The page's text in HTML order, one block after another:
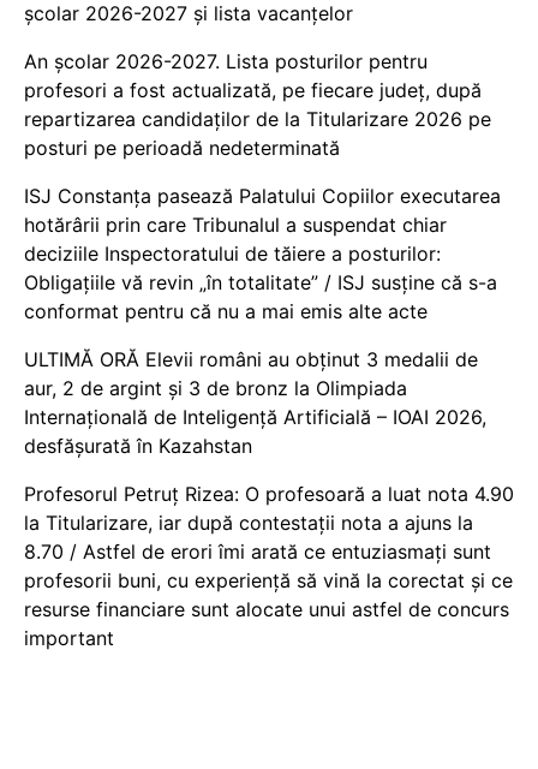
școlar 2026-2027 și lista vacanțelor
An școlar 2026-2027. Lista posturilor pentru
profesori a fost actualizată, pe fiecare județ, după
repartizarea candidaților de la Titularizare 2026 pe
posturi pe perioadă nedeterminată
ISJ Constanța pasează Palatului Copiilor executarea
hotărârii prin care Tribunalul a suspendat chiar
deciziile Inspectoratului de tăiere a posturilor:
Obligațiile vă revin „în totalitate” / ISJ susține că s-a
conformat pentru că nu a mai emis alte acte
ULTIMĂ ORĂ Elevii români au obținut 3 medalii de
aur, 2 de argint și 3 de bronz la Olimpiada
Internațională de Inteligență Artificială – IOAI 2026,
desfășurată în Kazahstan
Profesorul Petruț Rizea: O profesoară a luat nota 4.90
la Titularizare, iar după contestații nota a ajuns la
8.70 / Astfel de erori îmi arată ce entuziasmați sunt
profesorii buni, cu experiență să vină la corectat și ce
resurse financiare sunt alocate unui astfel de concurs
important